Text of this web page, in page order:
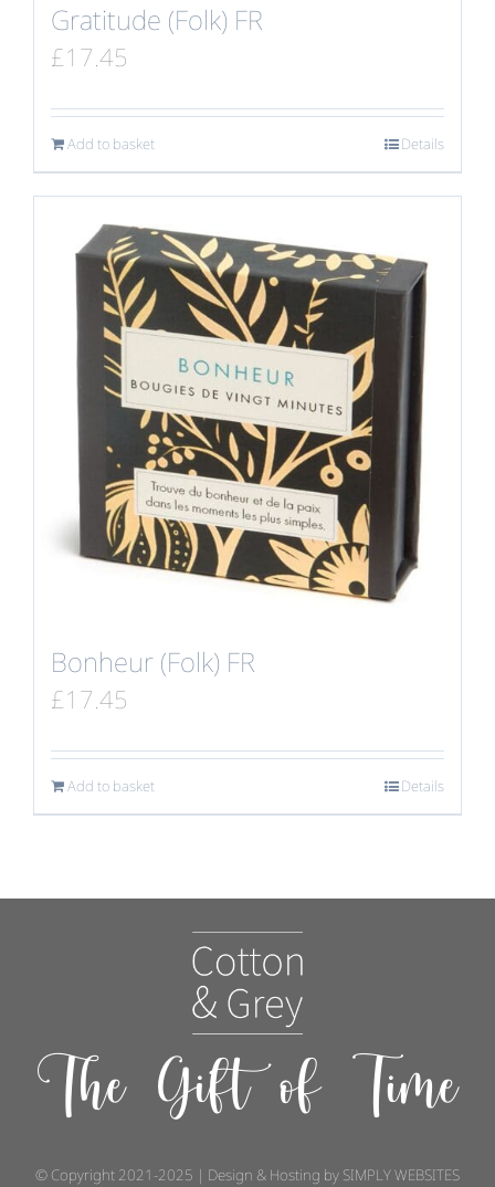
Gratitude (Folk) FR
£17.45
Add to basket Details
Bonheur (Folk) FR
£17.45
Add to basket Details
The Gift of Time
© Copyright 2021-2025 | Design & Hosting by SIMPLY WEBSITES